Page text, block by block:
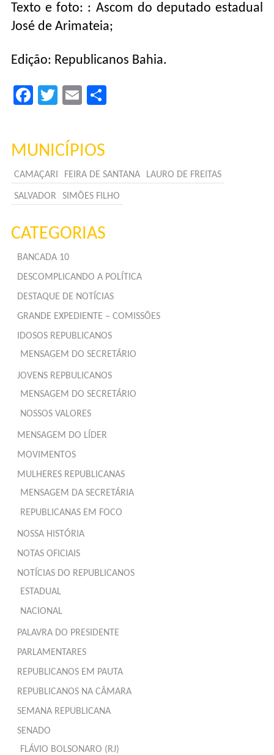
Texto e foto: : Ascom do deputado estadual
José de Arimateia;
Edição: Republicanos Bahia.
Facebook
TwitterEmail
MUNICÍPIOS
CAMAÇARI FEIRA DE SANTANA LAURO DE FREITAS
SALVADOR SIMÕES FILHO
CATEGORIAS
BANCADA 10
DESCOMPLICANDO A POLÍTICA
DESTAQUE DE NOTÍCIAS
GRANDE EXPEDIENTE – COMISSÕES
IDOSOS REPUBLICANOS
MENSAGEM DO SECRETÁRIO
JOVENS REPBULICANOS
MENSAGEM DO SECRETÁRIO
NOSSOS VALORES
MENSAGEM DO LÍDER
MOVIMENTOS
MULHERES REPUBLICANAS
MENSAGEM DA SECRETÁRIA
REPUBLICANAS EM FOCO
NOSSA HISTÓRIA
NOTAS OFICIAIS
NOTÍCIAS DO REPUBLICANOS
ESTADUAL
NACIONAL
PALAVRA DO PRESIDENTE
PARLAMENTARES
REPUBLICANOS EM PAUTA
REPUBLICANOS NA CÂMARA
SEMANA REPUBLICANA
SENADO
FLÁVIO BOLSONARO (RJ)